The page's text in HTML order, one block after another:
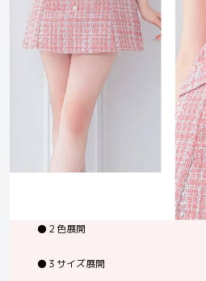
⚫️２色展開
⚫️３サイズ展開